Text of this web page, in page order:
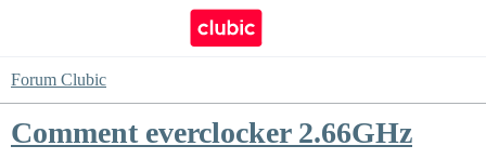
Forum Clubic
Comment everclocker 2.66GHz